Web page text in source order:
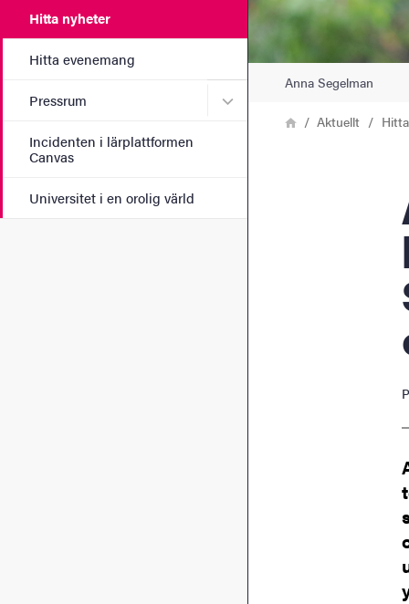
Hitta nyheter
Hitta evenemang
Pressrum Undermeny för Pressrum
Incidenten i lärplattformen
Canvas
Universitet i en orolig värld
Anna Segelman
LänkstigHemAktuellt